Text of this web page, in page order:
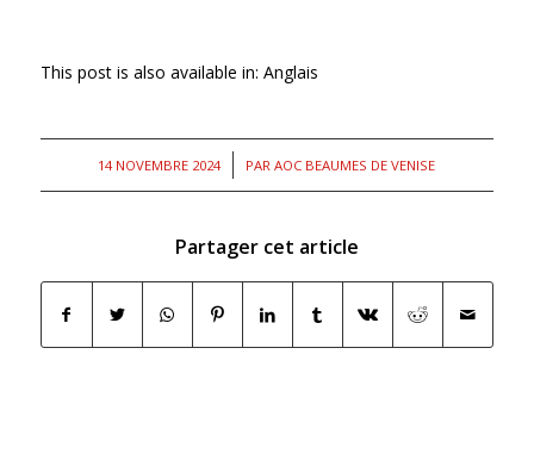
This post is also available in: Anglais
14 NOVEMBRE 2024
/ PARAOC BEAUMES DE VENISE
Partager cet article